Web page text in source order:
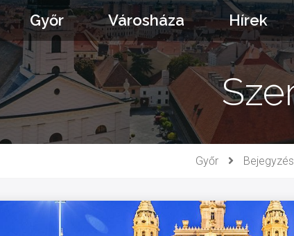
Győr Városháza Hírek
Győr